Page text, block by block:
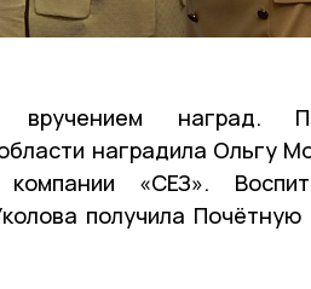
вручением наград.
наградила Ольгу
«СЕЗ».
получила